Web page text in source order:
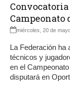
Campeonato
miércoles, 20 de
La Federación ha
técnicos y
en el
disputará en